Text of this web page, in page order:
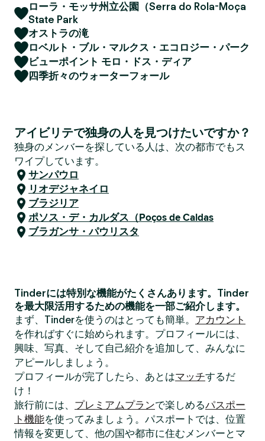
ローラ・モッサ州立公園（Serra do Rola-Moça
State Park
オストラの滝
ロベルト・ブル・マルクス・エコロジー・パーク
ビューポイント モロ・ドス・ディア
四季折々のウォーターフォール
アイビリテで独身の人を見つけたいですか？
独身のメンバーを探している人は、次の都市でもス
ワイプしています。
サンパウロ
リオデジャネイロ
ブラジリア
ポソス・デ・カルダス（Poços de Caldas
ブラガンサ・パウリスタ
Tinderには特別な機能がたくさんあります。Tinder
を最大限活用するための機能を一部ご紹介します。
まず、Tinderを使うのはとっても簡単。 アカウント
を作ればすぐに始められます。プロフィールには、
興味、写真、そして自己紹介を追加して、みんなに
アピールしましょう。
プロフィールが完了したら、あとはマッチするだ
け！
旅行前には、 プレミアムプランで楽しめるパスポー
ト機能を使ってみましょう。パスポートでは、位置
情報を変更して、他の国や都市に住むメンバーとマ